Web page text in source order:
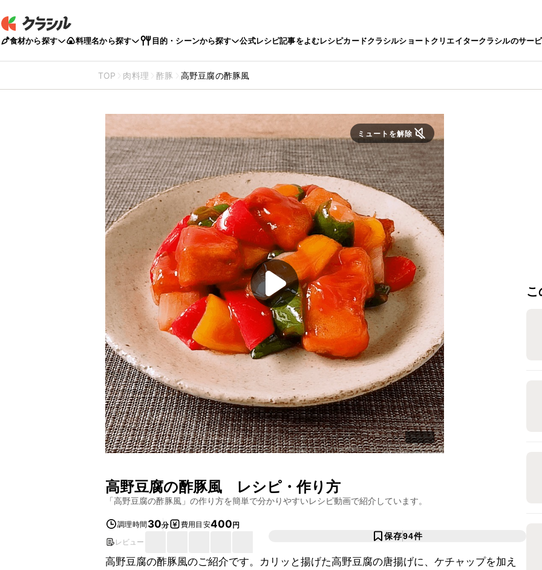
食材から探す 料理名から探す 目的・シーンから探す 公式レシピ記事をよむレシピカードクラシルショートクリエイタークラシルのサー
TOP 肉料理 酢豚 高野豆腐の酢豚風
ミュートを解除
高野豆腐の酢豚風 レシピ・作り方
「高野豆腐の酢豚風 」の作り方を簡単で分かりやすいレシピ動画で紹介しています。
調理時間 30分 費用目安400円
レビュー
保存94件
高野豆腐の酢豚風のご紹介です。カリッと揚げた高野豆腐の唐揚げに、ケチャップを加え